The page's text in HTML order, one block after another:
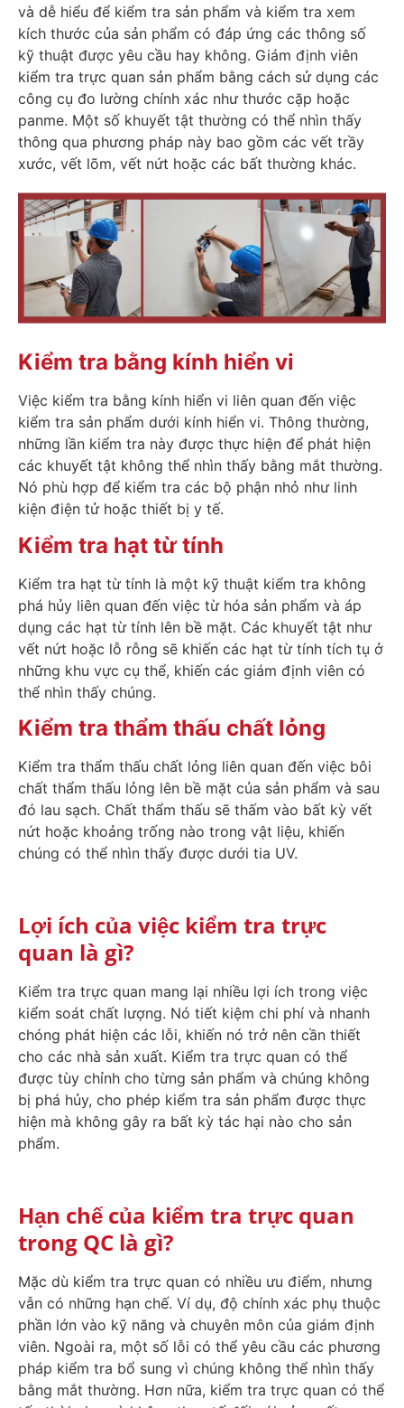
và dễ hiểu để kiểm tra sản phẩm và kiểm tra xem
kích thước của sản phẩm có đáp ứng các thông số
kỹ thuật được yêu cầu hay không. Giám định viên
kiểm tra trực quan sản phẩm bằng cách sử dụng các
công cụ đo lường chính xác như thước cặp hoặc
panme. Một số khuyết tật thường có thể nhìn thấy
thông qua phương pháp này bao gồm các vết trầy
xước, vết lõm, vết nứt hoặc các bất thường khác.
Kiểm tra bằng kính hiển vi
Việc kiểm tra bằng kính hiển vi liên quan đến việc
kiểm tra sản phẩm dưới kính hiển vi. Thông thường,
những lần kiểm tra này được thực hiện để phát hiện
các khuyết tật không thể nhìn thấy bằng mắt thường.
Nó phù hợp để kiểm tra các bộ phận nhỏ như linh
kiện điện tử hoặc thiết bị y tế.
Kiểm tra hạt từ tính
Kiểm tra hạt từ tính là một kỹ thuật kiểm tra không
phá hủy liên quan đến việc từ hóa sản phẩm và áp
dụng các hạt từ tính lên bề mặt. Các khuyết tật như
vết nứt hoặc lỗ rỗng sẽ khiến các hạt từ tính tích tụ ở
những khu vực cụ thể, khiến các giám định viên có
thể nhìn thấy chúng.
Kiểm tra thẩm thấu chất lỏng
Kiểm tra thẩm thấu chất lỏng liên quan đến việc bôi
chất thẩm thấu lỏng lên bề mặt của sản phẩm và sau
đó lau sạch. Chất thẩm thấu sẽ thấm vào bất kỳ vết
nứt hoặc khoảng trống nào trong vật liệu, khiến
chúng có thể nhìn thấy được dưới tia UV.
Lợi ích của việc kiểm tra trực
quan là gì?
Kiểm tra trực quan mang lại nhiều lợi ích trong việc
kiểm soát chất lượng. Nó tiết kiệm chi phí và nhanh
chóng phát hiện các lỗi, khiến nó trở nên cần thiết
cho các nhà sản xuất. Kiểm tra trực quan có thể
được tùy chỉnh cho từng sản phẩm và chúng không
bị phá hủy, cho phép kiểm tra sản phẩm được thực
hiện mà không gây ra bất kỳ tác hại nào cho sản
phẩm.
Hạn chế của kiểm tra trực quan
trong QC là gì?
Mặc dù kiểm tra trực quan có nhiều ưu điểm, nhưng
vẫn có những hạn chế. Ví dụ, độ chính xác phụ thuộc
phần lớn vào kỹ năng và chuyên môn của giám định
viên. Ngoài ra, một số lỗi có thể yêu cầu các phương
pháp kiểm tra bổ sung vì chúng không thể nhìn thấy
bằng mắt thường. Hơn nữa, kiểm tra trực quan có thể